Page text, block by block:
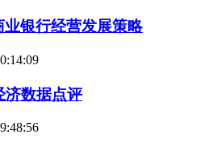
银行经营发展策略
济数据点评